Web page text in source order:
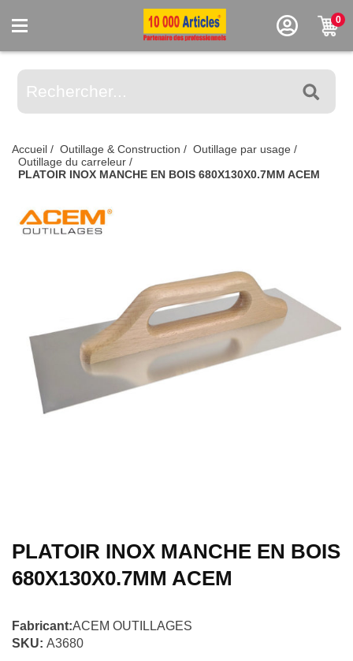
0
Accueil / Outillage & Construction / Outillage par usage /
Outillage du carreleur /
PLATOIR INOX MANCHE EN BOIS 680X130X0.7MM ACEM
PLATOIR INOX MANCHE EN BOIS
680X130X0.7MM ACEM
Fabricant:ACEM OUTILLAGES
SKU: A3680